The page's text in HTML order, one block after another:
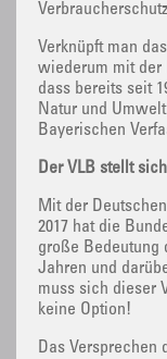
Verknüpft man
wiederum mit der
dass bereits seit
Natur und
Bayerischen
Der VLB stellt
Mit der
2017 hat die
große Bedeutung
Jahren und
muss sich dieser
keine Option!
Das Versprechen